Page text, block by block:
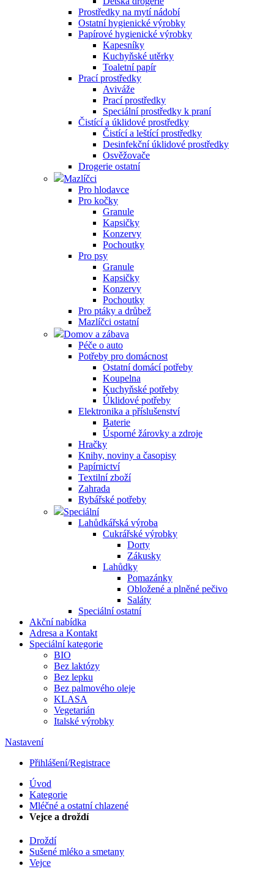
Prostředky na mytí nádobí
Ostatní hygienické výrobky
Papírové hygienické výrobky
Kapesníky
Kuchyňské utěrky
Toaletní papír
Prací prostředky
Aviváže
Prací prostředky
Speciální prostředky k praní
Čistící a úklidové prostředky
Čistící a leštící prostředky
Desinfekční úklidové prostředky
Osvěžovače
Drogerie ostatní
Mazlíčci
Pro hlodavce
Pro kočky
Granule
Kapsičky
Konzervy
Pochoutky
Pro psy
Granule
Kapsičky
Konzervy
Pochoutky
Pro ptáky a drůbež
Mazlíčci ostatní
Domov a zábava
Péče o auto
Potřeby pro domácnost
Ostatní domácí potřeby
Koupelna
Kuchyňské potřeby
Úklidové potřeby
Elektronika a příslušenství
Baterie
Úsporné žárovky a zdroje
Hračky
Knihy, noviny a časopisy
Papírnictví
Textilní zboží
Zahrada
Rybářské potřeby
Speciální
Lahůdkářská výroba
Cukrářské výrobky
Dorty
Zákusky
Lahůdky
Pomazánky
Obložené a plněné pečivo
Saláty
Speciální ostatní
Akční nabídka
Adresa a Kontakt
Speciální kategorie
BIO
Bez laktózy
Bez lepku
Bez palmového oleje
KLASA
Vegetarián
Italské výrobky
Nastavení
Přihlášení/Registrace
Úvod
Kategorie
Mléčné a ostatní chlazené
Vejce a droždí
Droždí
Sušené mléko a smetany
Vejce